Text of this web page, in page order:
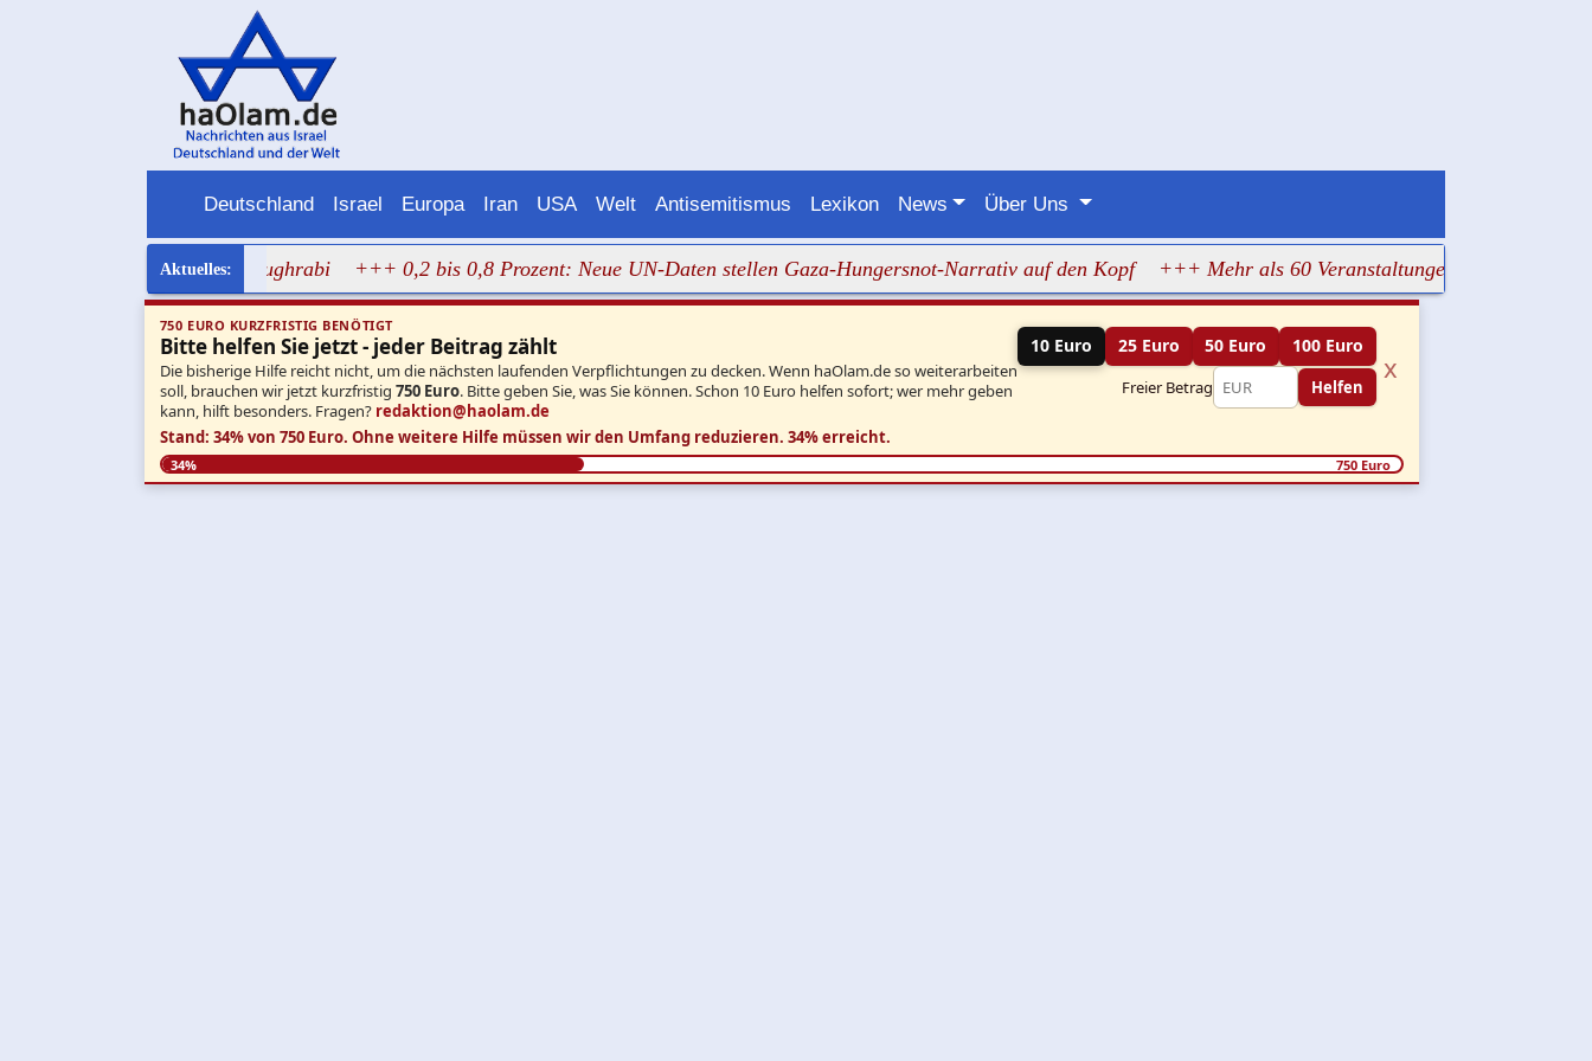
Deutschland Israel Europa Iran USA Welt Antisemitismus Lexikon News Über Uns
tragen Bild von Dalal Mughrabi +++ 0,2 bis 0,8 Prozent: Neue UN-Daten stellen Gaza-Hungersnot-Narrativ auf den Kopf +++ Mehr als 60 Veranstaltungen machen
750 EURO KURZFRISTIG BENÖTIGT
Bitte helfen Sie jetzt - jeder Beitrag zählt
Die bisherige Hilfe reicht nicht, um die nächsten laufenden Verpflichtungen zu decken. Wenn haOlam.de so weiterarbeiten
soll, brauchen wir jetzt kurzfristig 750 Euro. Bitte geben Sie, was Sie können. Schon 10 Euro helfen sofort; wer mehr geben
kann, hilft besonders. Fragen? redaktion@haolam.de
10 Euro 25 Euro 50 Euro 100 Euro
Freier Betrag Helfen
x
Stand: 34% von 750 Euro. Ohne weitere Hilfe müssen wir den Umfang reduzieren. 34% erreicht.
34% 750 Euro